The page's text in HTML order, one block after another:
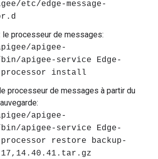
etc/edge-message-
le processeur de messages:
apigee-
apigee-service Edge-
processor install
processeur de messages à partir du
apigee-
apigee-service Edge-
processor restore backup-